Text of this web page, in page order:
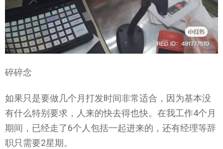
碎碎念
如果只是要做几个月打发时间非常适合，因为基本没
有什么特别要求，人来的快去得也快。在我工作4个月
期间，已经走了6个人包括一起进来的，还有经理等辞
职只需要2星期。